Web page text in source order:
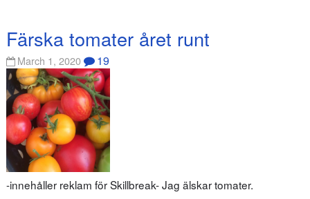
Färska tomater året runt
March 1, 2020 19
-innehåller reklam för Skillbreak- Jag älskar tomater.